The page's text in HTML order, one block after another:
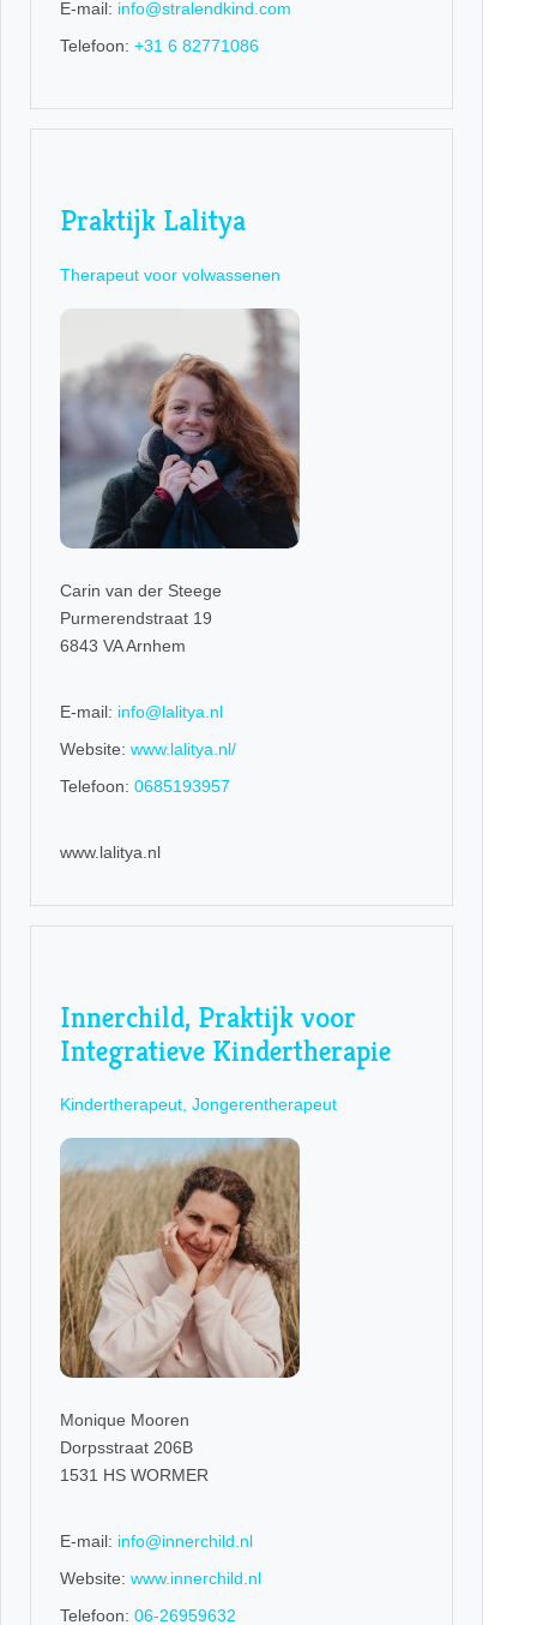
E-mail: info@stralendkind.com
Telefoon: +31 6 82771086
Praktijk Lalitya
Therapeut voor volwassenen
Carin van der Steege
Purmerendstraat 19
6843 VA Arnhem
E-mail: info@lalitya.nl
Website: www.lalitya.nl/
Telefoon: 0685193957
www.lalitya.nl
Innerchild, Praktijk voor
Integratieve Kindertherapie
Kindertherapeut, Jongerentherapeut
Monique Mooren
Dorpsstraat 206B
1531 HS WORMER
E-mail: info@innerchild.nl
Website: www.innerchild.nl
Telefoon: 06-26959632